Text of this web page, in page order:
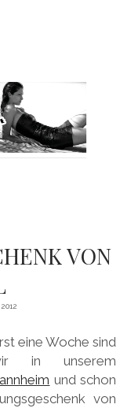
VON
eine Woche sind
in unserem
und schon
von